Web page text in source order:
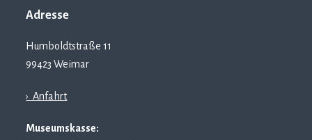
Adresse
Humboldtstraße 11
99423 Weimar
› Anfahrt
Museumskasse: